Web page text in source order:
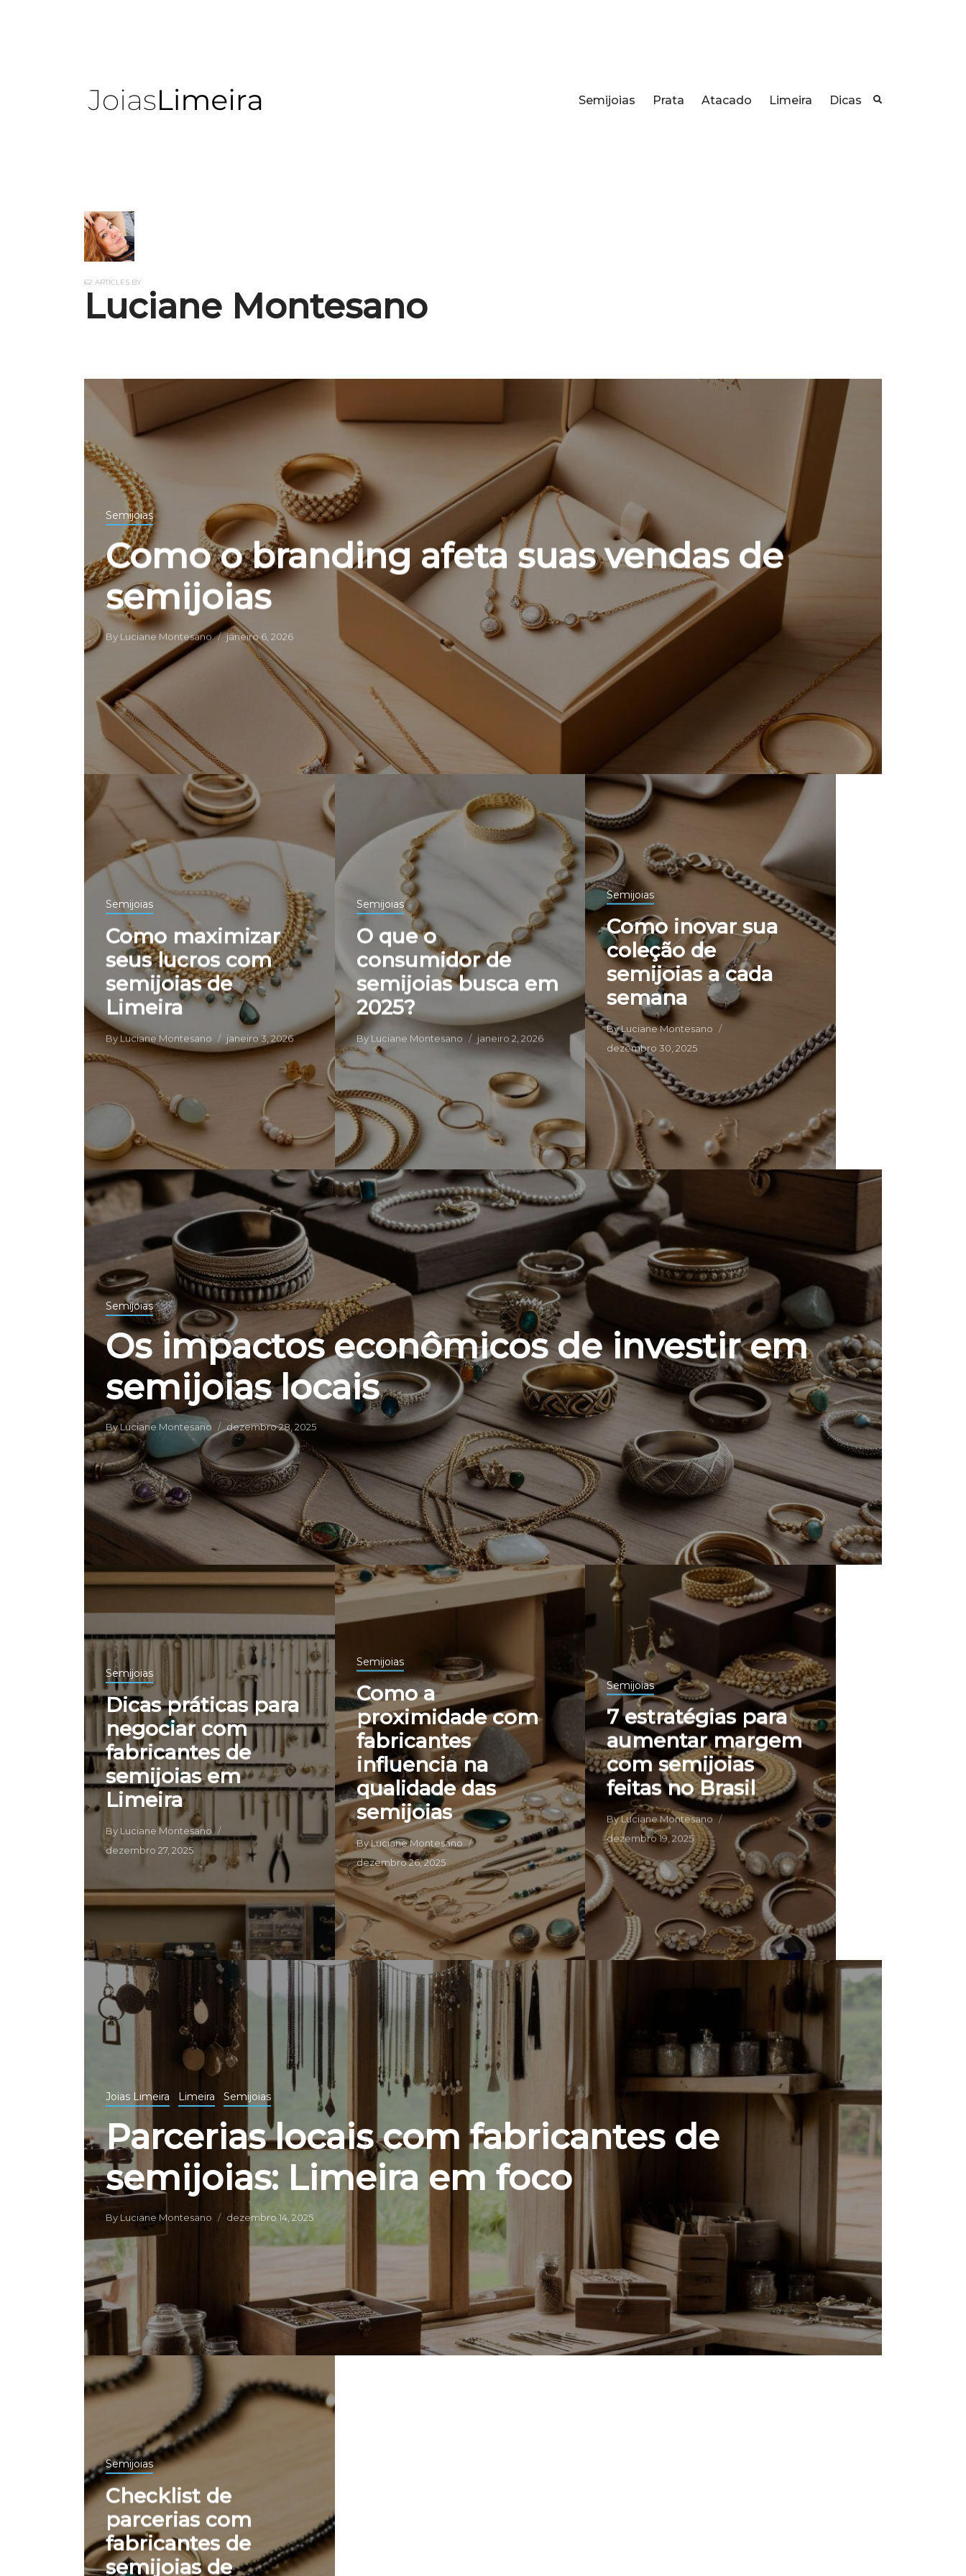
Semijoias Prata Atacado Limeira Dicas
62 ARTICLES BY
Luciane Montesano
Semijoias
Como o branding afeta suas vendas de
semijoias
By Luciane Montesano janeiro 6, 2026
Semijoias
Como maximizar
seus lucros com
semijoias de
Limeira
By Luciane Montesano janeiro 3, 2026
Semijoias
O que o
consumidor de
semijoias busca em
2025?
ByLuciane Montesano janeiro 2, 2026
Semijoias
Como inovar sua
coleção de
semijoias a cada
semana
ByLuciane Montesano
dezembro 30, 2025
Semijoias
Os impactos econômicos de investir em
semijoias locais
ByLuciane Montesano dezembro 28, 2025
Semijoias
Dicas práticas para
negociar com
fabricantes de
semijoias em
Limeira
By Luciane Montesano
dezembro 27, 2025
Semijoias
Como a
proximidade com
fabricantes
influencia na
qualidade das
semijoias
ByLuciane Montesano
dezembro 26, 2025
Semijoias
7 estratégias para
aumentar margem
com semijoias
feitas no Brasil
ByLuciane Montesano
dezembro 19, 2025
Joias Limeira Limeira Semijoias
Parcerias locais com fabricantes de
semijoias: Limeira em foco
By Luciane Montesano dezembro 14, 2025
Semijoias
Checklist de
parcerias com
fabricantes de
semijoias de